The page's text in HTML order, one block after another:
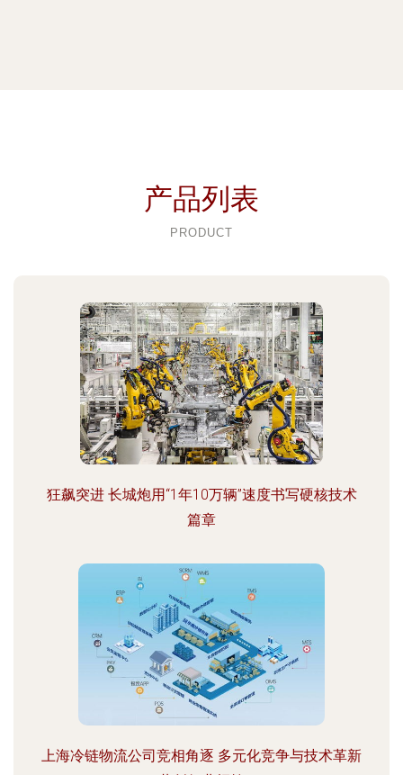
产品列表
PRODUCT
狂飙突进 长城炮用“1年10万辆”速度书写硬核技术
篇章
上海冷链物流公司竞相角逐 多元化竞争与技术革新